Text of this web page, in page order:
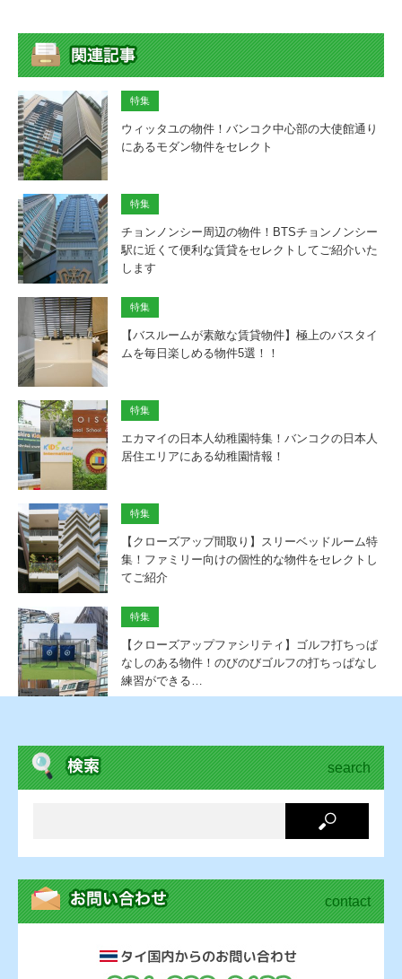
特集
ウィッタユの物件！バンコク中心部の大使館通り
にあるモダン物件をセレクト
特集
チョンノンシー周辺の物件！BTSチョンノンシー
駅に近くて便利な賃貸をセレクトしてご紹介いた
します
特集
【バスルームが素敵な賃貸物件】極上のバスタイ
ムを毎日楽しめる物件5選！！
特集
エカマイの日本人幼稚園特集！バンコクの日本人
居住エリアにある幼稚園情報！
特集
【クローズアップ間取り】スリーベッドルーム特
集！ファミリー向けの個性的な物件をセレクトし
てご紹介
特集
【クローズアップファシリティ】ゴルフ打ちっぱ
なしのある物件！のびのびゴルフの打ちっぱなし
練習ができる…
search
contact